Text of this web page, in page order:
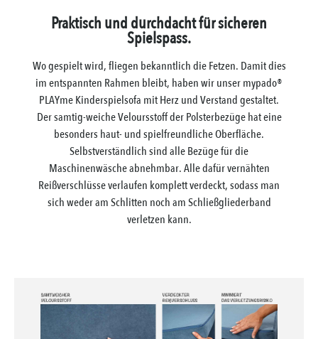
Praktisch und durchdacht für sicheren
Spielspass.
Wo gespielt wird, fliegen bekanntlich die Fetzen. Damit dies
im entspannten Rahmen bleibt, haben wir unser mypado®
PLAYme Kinderspielsofa mit Herz und Verstand gestaltet.
Der samtig-weiche Veloursstoff der Polsterbezüge hat eine
besonders haut- und spielfreundliche Oberfläche.
Selbstverständlich sind alle Bezüge für die
Maschinenwäsche abnehmbar. Alle dafür vernähten
Reißverschlüsse verlaufen komplett verdeckt, sodass man
sich weder am Schlitten noch am Schließgliederband
verletzen kann.